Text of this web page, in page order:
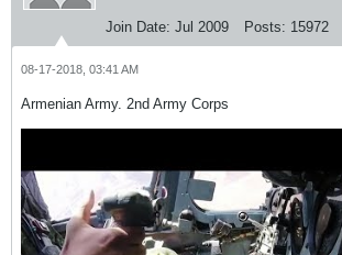
Join Date: Jul 2009 Posts: 15972
08-17-2018, 03:41 AM
Armenian Army. 2nd Army Corps